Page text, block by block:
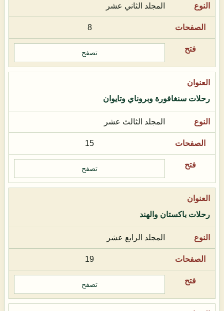
المجلد الثاني عشر
8
تصفح
رحلات سنغافورة وبروناي وتايوان
المجلد الثالث عشر
15
تصفح
رحلات باكستان والهند
المجلد الرابع عشر
19
تصفح